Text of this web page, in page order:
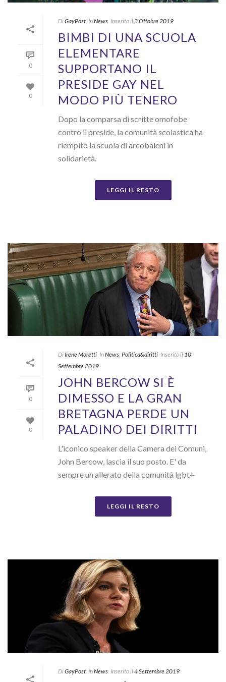
0
0
DiGayPost InNews Inserito il3 Ottobre 2019
BIMBI DI UNA SCUOLA
ELEMENTARE
SUPPORTANO IL
PRESIDE GAY NEL
MODO PIÙ TENERO
Dopo la comparsa di scritte omofobe
contro il preside, la comunità scolastica ha
riempito la scuola di arcobaleni in
solidarietà.
LEGGI IL RESTO
0
0
DiIrene Moretti InNews, Politica&diritti Inserito il 10
Settembre 2019
JOHN BERCOW SI È
DIMESSO E LA GRAN
BRETAGNA PERDE UN
PALADINO DEI DIRITTI
L'iconico speaker della Camera dei Comuni,
John Bercow, lascia il suo posto. E' da
sempre un allerato della comunità lgbt+
LEGGI IL RESTO
DiGayPost InNews Inserito il4 Settembre 2019